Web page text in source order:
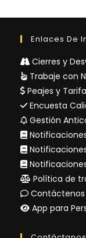
Enlaces De
Cierres y
Trabaje con
Peajes y
Encuesta
Gestión
Política de
Contáctenos
App para